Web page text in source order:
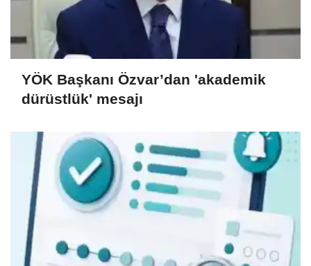
YÖK Başkanı Özvar’dan 'akademik
dürüstlük' mesajı